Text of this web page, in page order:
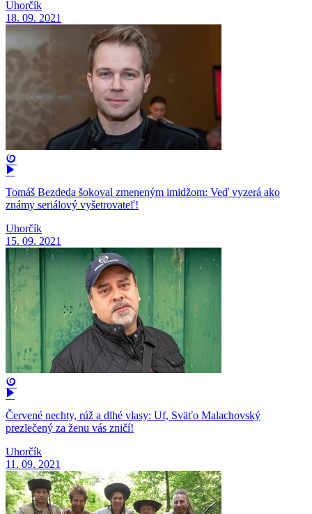
Uhorčík
18. 09. 2021
Tomáš Bezdeda šokoval zmeneným imidžom: Veď vyzerá ako
známy seriálový vyšetrovateľ!
Uhorčík
15. 09. 2021
Červené nechty, rúž a dlhé vlasy: Uf, Sväťo Malachovský
prezlečený za ženu vás zničí!
Uhorčík
11. 09. 2021